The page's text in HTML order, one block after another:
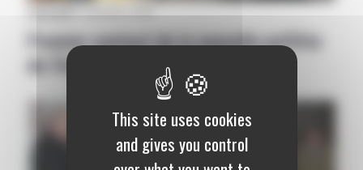
Aveyron|04 septembre 2020
Premier contact de la nouvelle préfète
de l’Aveyron avec l’agriculture
This site uses cookies
and gives you control